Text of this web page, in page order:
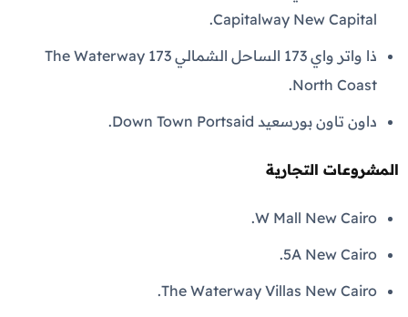
Capitalway New Capital.
ذا واتر واي 173 الساحل الشمالي The Waterway 173
North Coast.
داون تاون بورسعيد Down Town Portsaid.
المشروعات التجارية
W Mall New Cairo.
5A New Cairo.
The Waterway Villas New Cairo.